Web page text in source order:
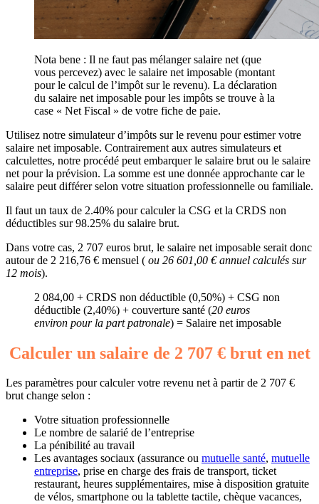
Nota bene : Il ne faut pas mélanger salaire net (que
vous percevez) avec le salaire net imposable (montant
pour le calcul de l’impôt sur le revenu). La déclaration
du salaire net imposable pour les impôts se trouve à la
case « Net Fiscal » de votre fiche de paie.
Utilisez notre simulateur d’impôts sur le revenu pour estimer votre
salaire net imposable. Contrairement aux autres simulateurs et
calculettes, notre procédé peut embarquer le salaire brut ou le salaire
net pour la prévision. La somme est une donnée approchante car le
salaire peut différer selon votre situation professionnelle ou familiale.
Il faut un taux de 2.40% pour calculer la CSG et la CRDS non
déductibles sur 98.25% du salaire brut.
Dans votre cas, 2 707 euros brut, le salaire net imposable serait donc
autour de 2 216,76 € mensuel ( ou 26 601,00 € annuel calculés sur
12 mois).
2 084,00 + CRDS non déductible (0,50%) + CSG non
déductible (2,40%) + couverture santé (20 euros
environ pour la part patronale) = Salaire net imposable
Calculer un salaire de 2 707 € brut en net
Les paramètres pour calculer votre revenu net à partir de 2 707 €
brut change selon :
Votre situation professionnelle
Le nombre de salarié de l’entreprise
La pénibilité au travail
Les avantages sociaux (assurance ou mutuelle santé, mutuelle
entreprise, prise en charge des frais de transport, ticket
restaurant, heures supplémentaires, mise à disposition gratuite
de vélos, smartphone ou la tablette tactile, chèque vacances,